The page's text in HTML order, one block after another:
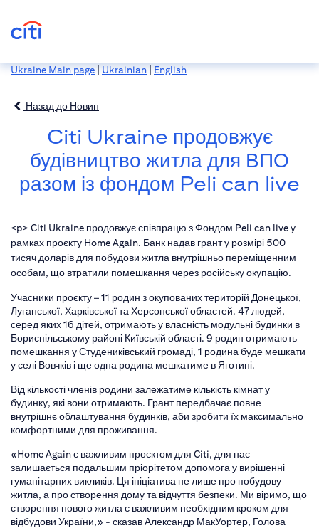
Ukraine Main page|Ukrainian|English
Назад до Новин
Citi Ukraine продовжує
будівництво житла для ВПО
разом із фондом Peli can live
<p> Citi Ukraine продовжує співпрацю з Фондом Peli can live у
рамках проєкту Home Again. Банк надав грант у розмірі 500
тисяч доларів для побудови житла внутрішньо переміщенним
особам, що втратили помешкання через російську окупацію.
Учасники проєкту – 11 родин з окупованих територій Донецької,
Луганської, Харківської та Херсонської областей. 47 людей,
серед яких 16 дітей, отримають у власність модульні будинки в
Бориспільському районі Київській області. 9 родин отримають
помешкання у Студениківський громаді, 1 родина буде мешкати
у селі Вовчків і ще одна родина мешкатиме в Яготині.
Від кількості членів родини залежатиме кількість кімнат у
будинку, які вони отримають. Грант передбачає повне
внутрішнє облаштування будинків, аби зробити їх максимально
комфортними для проживання.
«Home Again є важливим проєктом для Citi, для нас
залишається подальшим пріорітетом допомога у вирішенні
гуманітарних викликів. Ця ініціатива не лише про побудову
житла, а про створення дому та відчуття безпеки. Ми віримо, що
створення нового житла є важливим необхідним кроком для
відбудови України,» - сказав Александр МакУортер, Голова